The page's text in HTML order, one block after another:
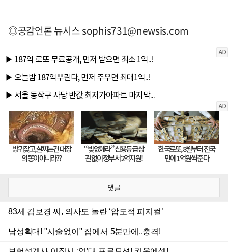
◎공감언론 뉴시스sophis731@newsis.com
댓글